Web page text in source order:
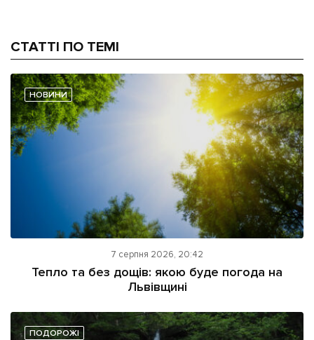
СТАТТІ ПО ТЕМІ
НОВИНИ
7 серпня 2026, 20:42
Тепло та без дощів: якою буде погода на
Львівщині
ПОДОРОЖІ